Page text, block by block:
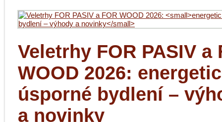
Veletrhy FOR PASIV a
WOOD 2026:
úsporné bydlení –
a novinky